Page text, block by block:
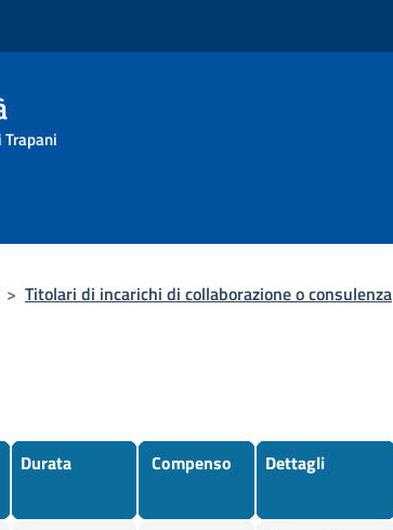
> Titolari di incarichi di collaborazione o consulenza
Durata Compenso Dettagli